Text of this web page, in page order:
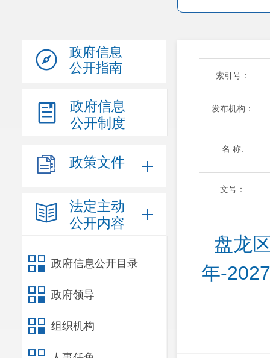
政府信息
公开指南
政府信息
公开制度
政策文件
法定主动
公开内容
政府信息公开目录
政府领导
组织机构
索引号：
发布机构：
名 称:
文号：
盘龙
年-